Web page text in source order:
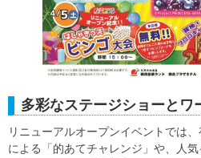
多彩なステージショーとワ
リニューアルオープンイベントでは、
による「的あてチャレンジ」や、人